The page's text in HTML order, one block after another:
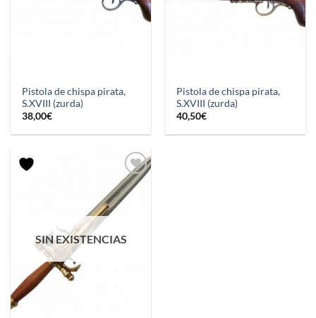
Pistola de chispa pirata,
S.XVIII (zurda)
38,00€
Pistola de chispa pirata,
S.XVIII (zurda)
40,50€
SIN EXISTENCIAS